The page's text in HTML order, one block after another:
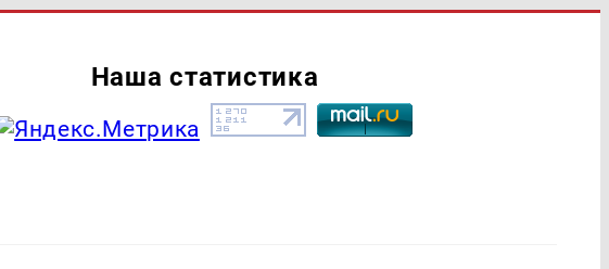
Наша статистика